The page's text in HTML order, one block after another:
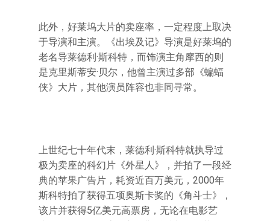
此外，好莱坞大片的卖座率，一定程度上取决
于导演和主演。《出埃及记》导演是好莱坞的
老名导莱德利·斯科特，而饰演主角摩西的则
是克里斯蒂安·贝尔，他曾主演过多部《蝙蝠
侠》大片，其他演员阵容也非同寻常。
上世纪七十年代末，莱德利·斯科特就执导过
极为卖座的科幻片《外星人》，并拍了一段经
典的苹果广告片，耗资近百万美元，2000年
斯科特拍了获得五项奥斯卡奖的《角斗士》，
该片并获得5亿美元高票房，无论在电影艺